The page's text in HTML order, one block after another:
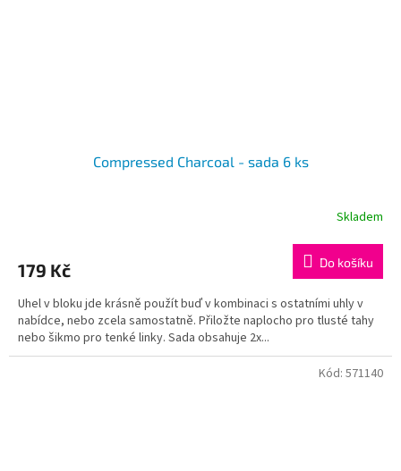
Compressed Charcoal - sada 6 ks
Skladem
179 Kč Do košíku
Uhel v bloku jde krásně použít buď v kombinaci s ostatními uhly v
nabídce, nebo zcela samostatně. Přiložte naplocho pro tlusté tahy
nebo šikmo pro tenké linky. Sada obsahuje 2x...
Kód: 571140